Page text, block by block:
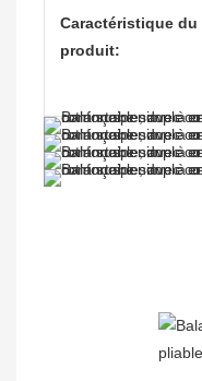
Caractéristique du
produit: